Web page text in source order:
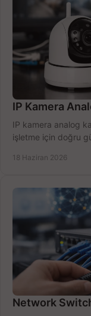
IP Kamera
IP kamera analog
işletme için doğru
18 Haziran 2026
Network